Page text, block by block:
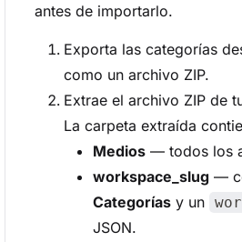
antes de importarlo.
Exporta las categorías
como un archivo ZIP.
Extrae el archivo ZIP de
La carpeta extraída
Medios — todos los
workspace_slug —
Categorías y un
JSON.